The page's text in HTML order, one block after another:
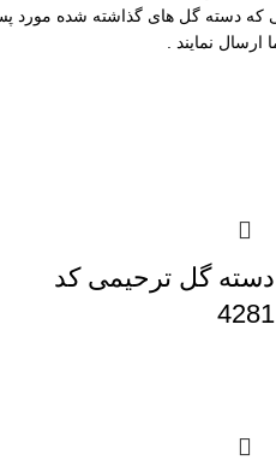
که دسته گل های گذاشته شده مورد
نمایند .
دسته گل ترحیمی کد
4281